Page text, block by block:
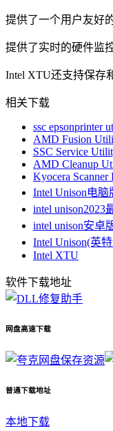
提供了一个用户友好
提供了实时的硬件监
Intel XTU还支持保存
相关下载
ssc epsonprinter
AMD Fusion
SSC Service
AMD Cleanup
Kyocera
Intel Unison电脑
intel unison2023
intel unison安卓
Intel Unison(英
Intel XTU
软件下载地址
网盘高速下载
保存资源
普通下载地址
本地下载